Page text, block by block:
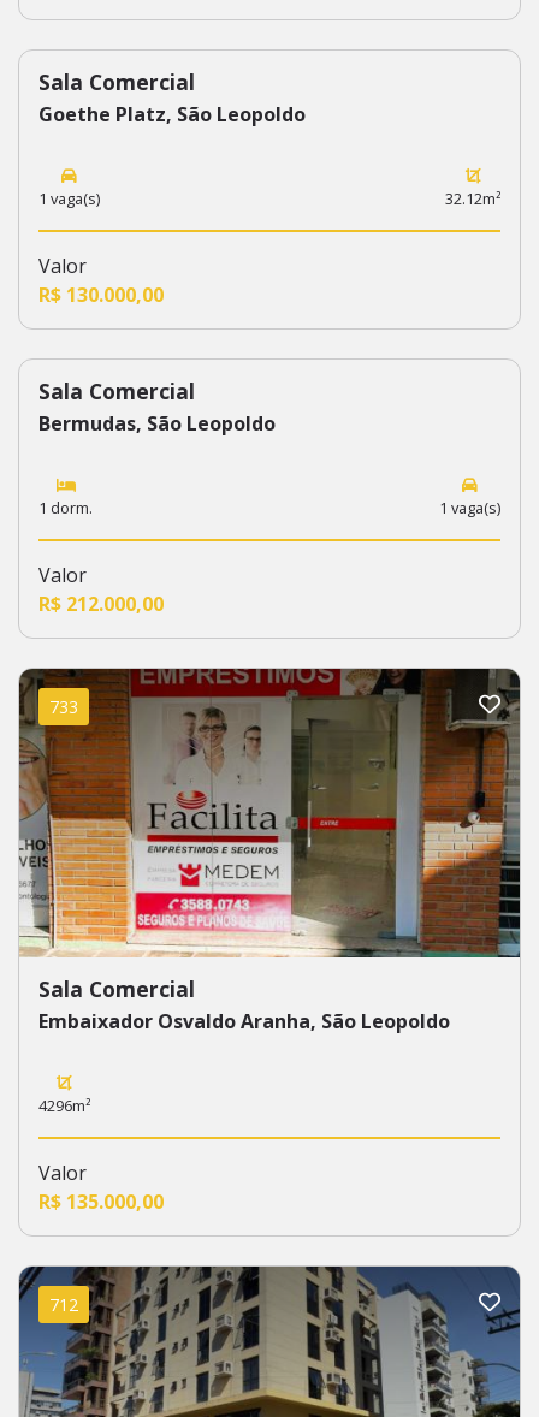
208
Sala Comercial
Goethe Platz, São Leopoldo
1 vaga(s) 32.12m²
Valor
R$ 130.000,00
162
Sala Comercial
Bermudas, São Leopoldo
1 dorm. 1 vaga(s)
Valor
R$ 212.000,00
733
Sala Comercial
Embaixador Osvaldo Aranha, São Leopoldo
4296m²
Valor
R$ 135.000,00
712